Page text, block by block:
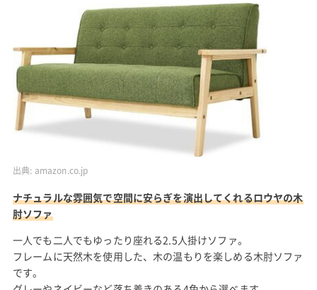
出典: amazon.co.jp
ナチュラルな雰囲気で空間に安らぎを演出してくれるロウヤの木
肘ソファ
一人でも二人でもゆったり座れる2.5人掛けソファ。
フレームに天然木を使用した、木の温もりを楽しめる木肘ソファ
です。